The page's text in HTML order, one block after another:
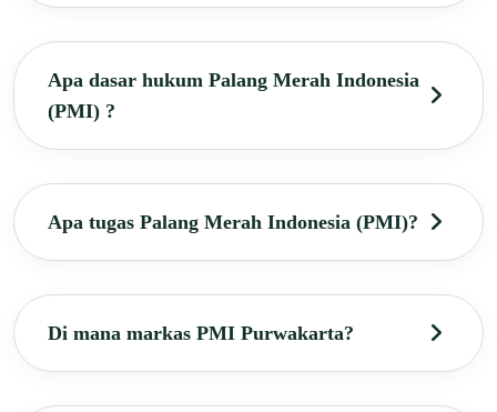
Apa dasar hukum Palang Merah Indonesia
(PMI) ?
Apa tugas Palang Merah Indonesia (PMI)?
Di mana markas PMI Purwakarta?